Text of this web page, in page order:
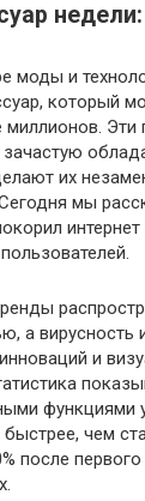
и
который
миллионов.
их
мы
а вирусность
и
функциями
чем
после первого